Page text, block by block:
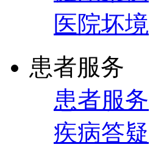
医院坏境
患者服务
患者服务
疾病答疑